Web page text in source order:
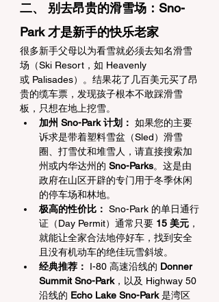
二、 别去昂贵的滑雪场：Sno-
Park 才是新手的快乐老家
很多新手父母以为看雪就必须去知名滑雪
场（Ski Resort，如 Heavenly
或 Palisades）。结果花了几百美元买了昂
贵的缆车票，发现孩子根本不敢踩滑雪
板，只想在地上挖雪。
加州 Sno-Park 计划： 如果您的主要
诉求是带着塑料雪盆（Sled）滑雪
圈、打雪仗和堆雪人，请直接搜索加
州或内华达州的 Sno-Parks。这是由
政府在山区开辟的专门用于冬季休闲
的停车场和林地。
极高的性价比： Sno-Park 的单日通行
证（Day Permit）通常只要 15 美元 ，
就能让全家合法地停好车，找到安全
且没有机动车的绝佳玩雪斜坡。
经典推荐：
I-80 高速沿线的 Donner
Summit Sno-Park，以及 Highway 50
沿线的 Echo Lake Sno-Park 是湾区